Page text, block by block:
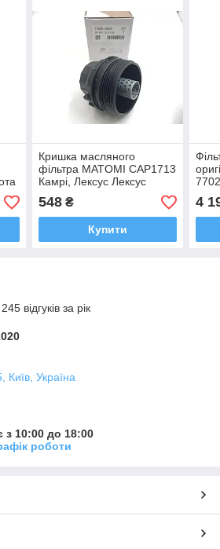
Кришка масляного
фільтра MATOMI CAP1713
Камрі, Лексус Лексус
Хайлендер 15620-36020
548₴
Купити
ЕС,
4
відгуків за рік
Київ, Україна
з 10:00 до 18:00
роботи